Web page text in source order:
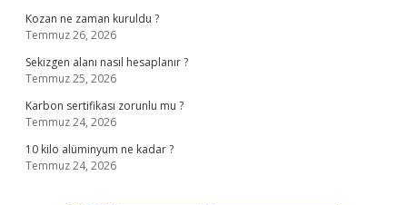
Kozan ne zaman kuruldu ?
Temmuz 26, 2026
Sekizgen alanı nasıl hesaplanır ?
Temmuz 25, 2026
Karbon sertifikası zorunlu mu ?
Temmuz 24, 2026
10 kilo alüminyum ne kadar ?
Temmuz 24, 2026